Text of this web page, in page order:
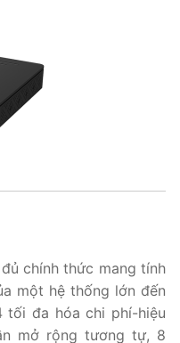
chính thức mang tính
một hệ thống lớn đến
tối đa hóa chi phí-hiệu
mở rộng tương tự, 8